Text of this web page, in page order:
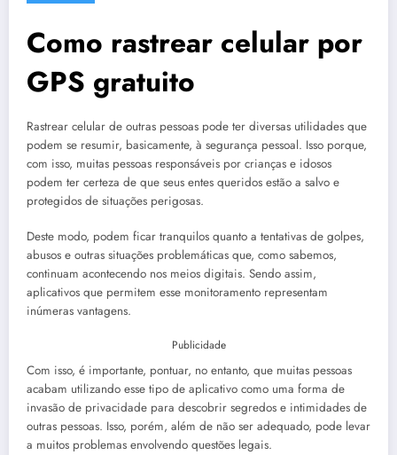
Como rastrear celular por
GPS gratuito
Rastrear celular de outras pessoas pode ter diversas utilidades que
podem se resumir, basicamente, à segurança pessoal. Isso porque,
com isso, muitas pessoas responsáveis por crianças e idosos
podem ter certeza de que seus entes queridos estão a salvo e
protegidos de situações perigosas.
Deste modo, podem ficar tranquilos quanto a tentativas de golpes,
abusos e outras situações problemáticas que, como sabemos,
continuam acontecendo nos meios digitais. Sendo assim,
aplicativos que permitem esse monitoramento representam
inúmeras vantagens.
Publicidade
Com isso, é importante, pontuar, no entanto, que muitas pessoas
acabam utilizando esse tipo de aplicativo como uma forma de
invasão de privacidade para descobrir segredos e intimidades de
outras pessoas. Isso, porém, além de não ser adequado, pode levar
a muitos problemas envolvendo questões legais.